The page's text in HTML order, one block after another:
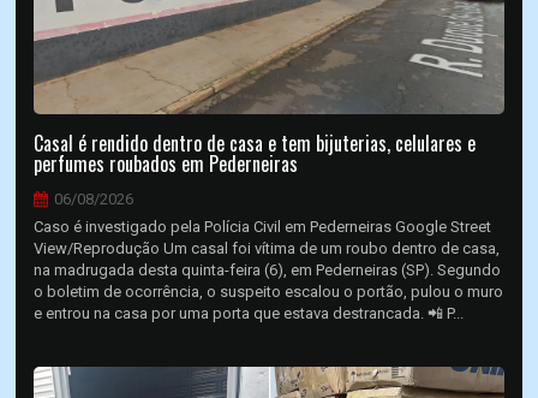
Casal é rendido dentro de casa e tem bijuterias, celulares e
perfumes roubados em Pederneiras
06/08/2026
Caso é investigado pela Polícia Civil em Pederneiras Google Street
View/Reprodução Um casal foi vítima de um roubo dentro de casa,
na madrugada desta quinta-feira (6), em Pederneiras (SP). Segundo
o boletim de ocorrência, o suspeito escalou o portão, pulou o muro
e entrou na casa por uma porta que estava destrancada. 📲 P...